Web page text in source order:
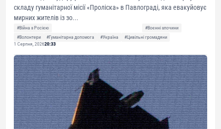
складу гуманітарної місії «Проліска» в Павлограді, яка евакуйовує
мирних жителів із зо...
#Війна з Росією
#Воєнні злочини
#Волонтери
#Гуманітарна допомога #Україна
#Цивільні громадяни
1 Серпня, 202620:33